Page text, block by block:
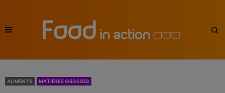
ALIMENTS MATIÈRES GRASSES